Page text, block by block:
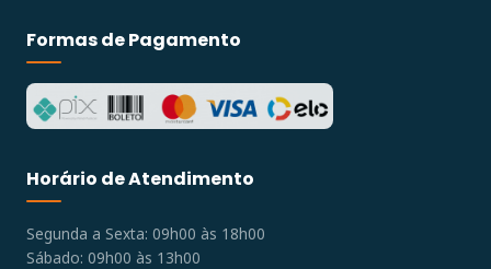
Formas de Pagamento
Horário de Atendimento
Segunda a Sexta: 09h00 às 18h00
Sábado: 09h00 às 13h00